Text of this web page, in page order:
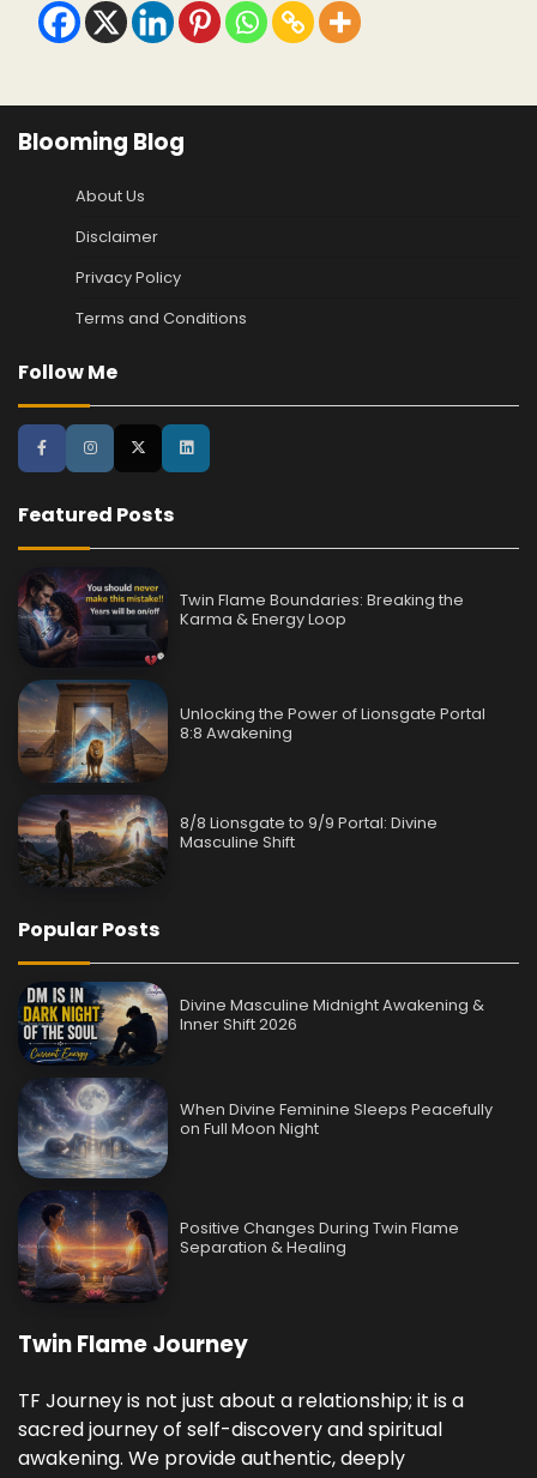
Blooming Blog
About Us
Disclaimer
Privacy Policy
Terms and Conditions
Follow Me
Featured Posts
Twin Flame Boundaries: Breaking the
Karma & Energy Loop
Unlocking the Power of Lionsgate Portal
8:8 Awakening
8/8 Lionsgate to 9/9 Portal: Divine
Masculine Shift
Popular Posts
Divine Masculine Midnight Awakening &
Inner Shift 2026
When Divine Feminine Sleeps Peacefully
on Full Moon Night
Positive Changes During Twin Flame
Separation & Healing
Twin Flame Journey
TF Journey is not just about a relationship; it is a
sacred journey of self-discovery and spiritual
awakening. We provide authentic, deeply